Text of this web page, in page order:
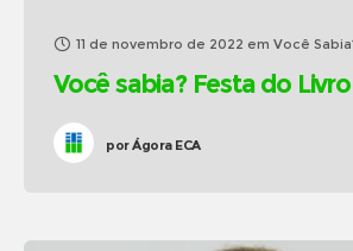
11 de novembro de 2022 em Você
Você sabia? Festa do
porÁgora ECA